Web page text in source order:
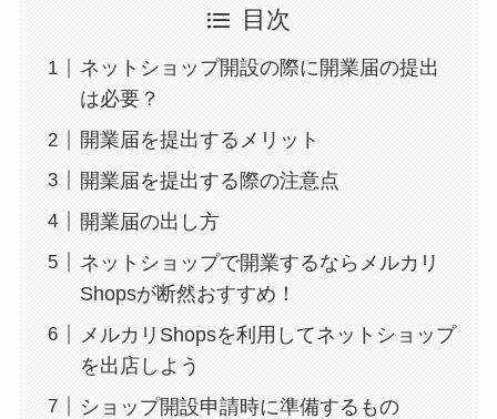
目次
ネットショップ開設の際に開業届の提出
は必要？
開業届を提出するメリット
開業届を提出する際の注意点
開業届の出し方
ネットショップで開業するならメルカリ
Shopsが断然おすすめ！
メルカリShopsを利用してネットショップ
を出店しよう
ショップ開設申請時に準備するもの